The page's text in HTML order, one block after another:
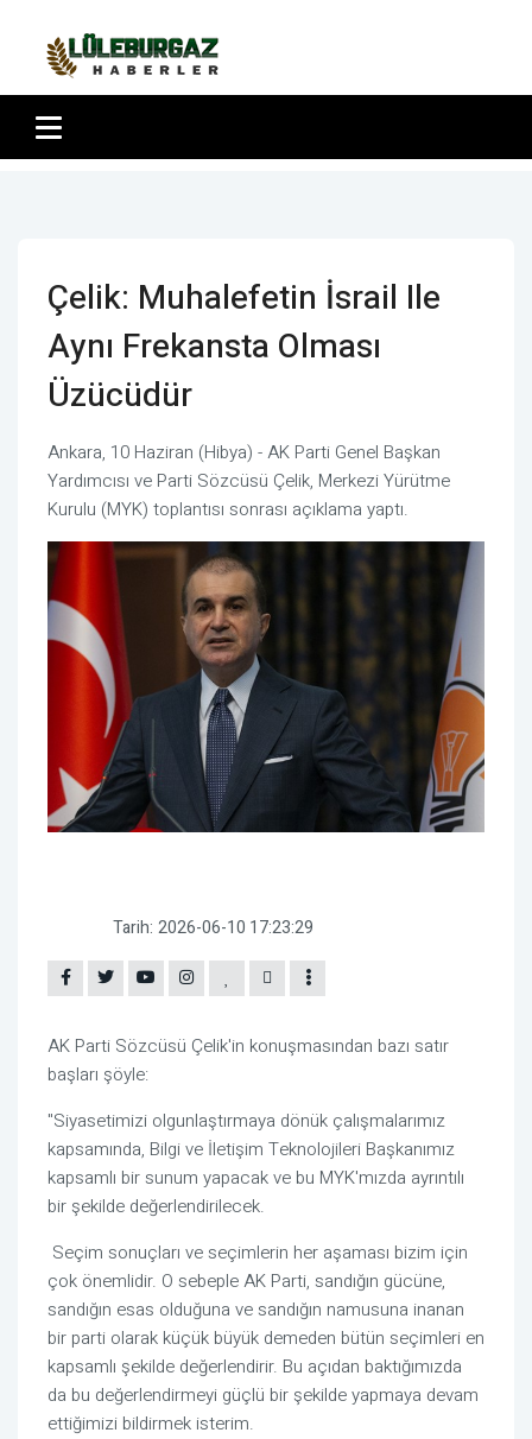
Çelik: Muhalefetin İsrail Ile
Aynı Frekansta Olması
Üzücüdür
Ankara, 10 Haziran (Hibya) - AK Parti Genel Başkan
Yardımcısı ve Parti Sözcüsü Çelik, Merkezi Yürütme
Kurulu (MYK) toplantısı sonrası açıklama yaptı.
Tarih: 2026-06-10 17:23:29
AK Parti Sözcüsü Çelik'in konuşmasından bazı satır
başları şöyle:
"Siyasetimizi olgunlaştırmaya dönük çalışmalarımız
kapsamında, Bilgi ve İletişim Teknolojileri Başkanımız
kapsamlı bir sunum yapacak ve bu MYK'mızda ayrıntılı
bir şekilde değerlendirilecek.
çok önemlidir. O sebeple AK Parti, sandığın gücüne,
sandığın esas olduğuna ve sandığın namusuna inanan
bir parti olarak küçük büyük demeden bütün seçimleri en
kapsamlı şekilde değerlendirir. Bu açıdan baktığımızda
da bu değerlendirmeyi güçlü bir şekilde yapmaya devam
ettiğimizi bildirmek isterim.